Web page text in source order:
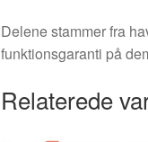
Delene stammer fra
funktionsgaranti på
Relaterede